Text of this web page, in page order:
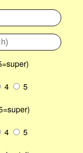
4
5
4
5